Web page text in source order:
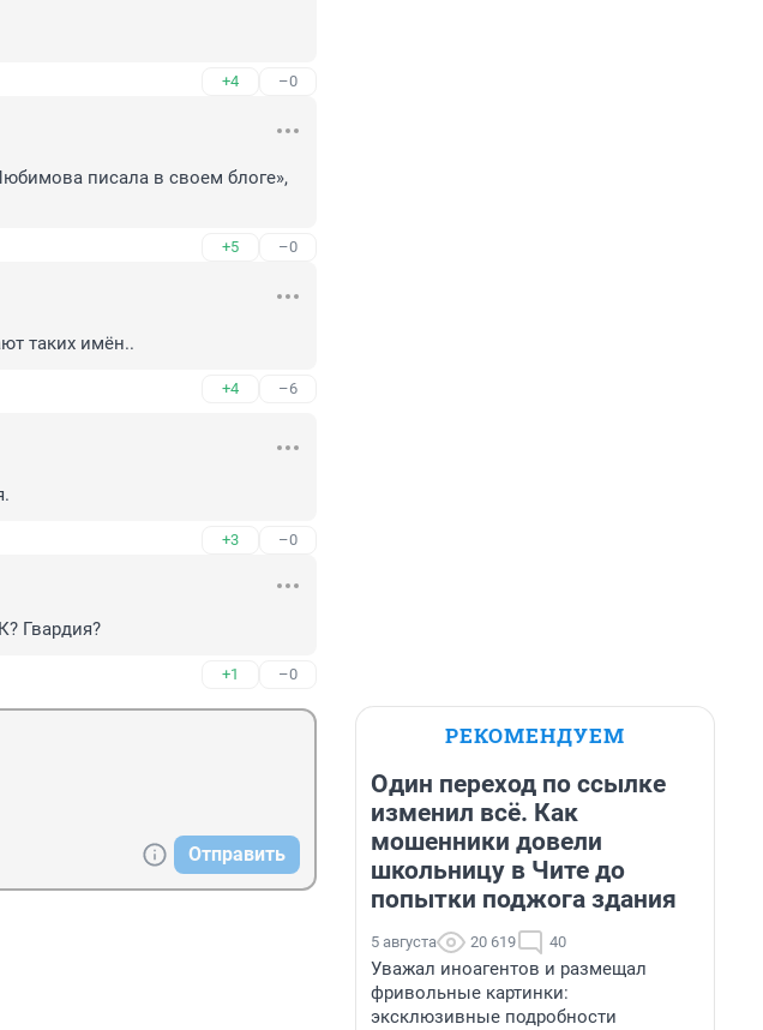
+4 –0
писала в своем блоге»,
+5 –0
таких имён..
+4 –6
+3 –0
Гвардия?
+1 –0
Отправить
РЕКОМЕНДУЕМ
Один переход по ссылке
изменил всё. Как
мошенники довели
школьницу в Чите до
попытки поджога здания
5 августа 20 619 40
Уважал иноагентов и размещал
фривольные картинки:
эксклюзивные подробности